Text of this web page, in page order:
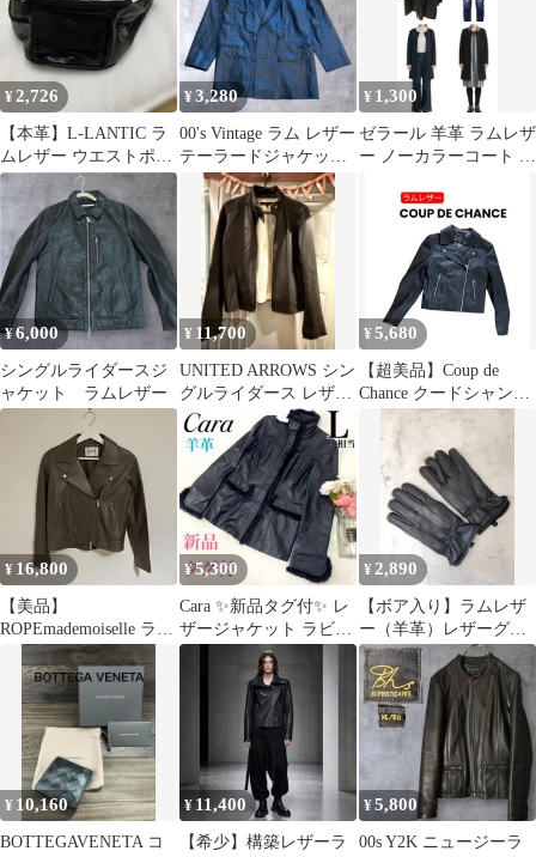
¥2,726
【本革】L-LANTIC ラ
ムレザー ウエストポー
チ ボディバッグ ブラッ
ク
¥3,280
00's Vintage ラム レザー
テーラードジャケット
アーカイブ Y2K
¥ 1,300
ゼラール 羊革 ラムレザ
ー ノーカラーコート 黒
¥6,000
シングルライダースジ
ャケット ラムレザー
¥ 11,700
UNITED ARROWS シン
グルライダース レザー
ジャケット
¥ 5,680
【超美品】Coup de
Chance クードシャンス
羊革ジャケット 黒 34
¥ 16,800
【美品】
ROPEmademoiselle ラム
レザー ライダース ブ
ラウン 本革
¥5,300
Cara ✨新品タグ付✨ レ
ザージャケット ラビッ
トファー 羊革 アンゴラ
¥ 2,890
【ボア入り】ラムレザ
ー（羊革）レザーグロ
ーブ【M】革手袋 黒 新
品 ラム革
¥ 10,160
BOTTEGAVENETA コ
¥ 11,400
【希少】構築レザーラ
¥5,800
00s Y2K ニュージーラ